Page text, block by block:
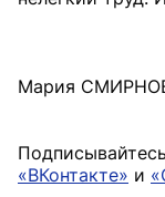
Мария
«ВКонтакте» и